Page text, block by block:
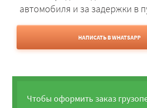
автомобиля и за задержки в
НАПИСАТЬ В WHATSAPP
Чтобы оформить заказ